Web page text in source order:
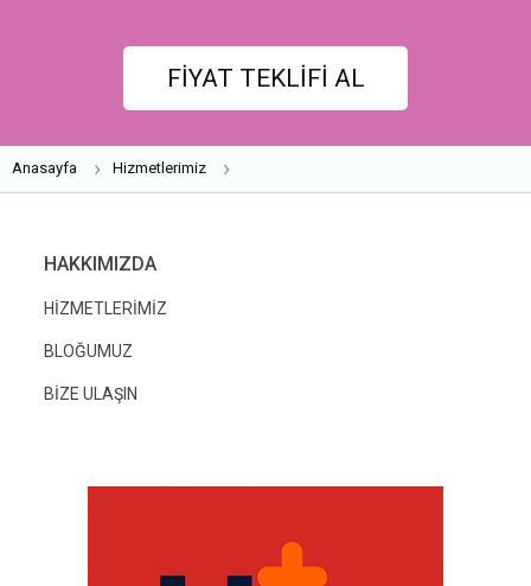
FİYAT TEKLİFİ AL
Anasayfa Hizmetlerimiz
HAKKIMIZDA
HİZMETLERİMİZ
BLOĞUMUZ
BİZE ULAŞIN